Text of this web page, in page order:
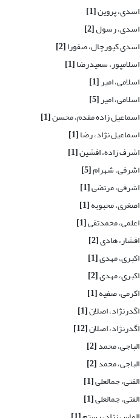
اسدی، پروین[1]
اسدی، رسول[2]
اسدی کپورچال، صفورا[2]
اسلامپور، سعیدرضا[1]
اسلامی، امیر[1]
اسلامی، امیر[5]
اسماعیل زاده مقدم، محسن[1]
اسماعیل نژاد، رضا[1]
اشرف زاده، افشین[1]
اشرفی، شهرام[5]
اشرفی، مرتضی[1]
اصغری، محبوبه[1]
اعلمی، محمدتقی[1]
افشار، هادی[2]
اکبری، مهدی[1]
اکبری، مهدی[2]
اکرمی، صفیه[1]
اگدرنژاد، اصلان[1]
اگدرنژاد، اصلان[12]
الباجی، محمد[2]
الباجی، محمد[2]
الفتی، جمالعلی[1]
الفتی، جمالعلی[1]